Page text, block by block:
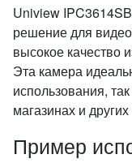
Uniview
решение для
высокое качество
Эта камера
использования,
магазинах и
Пример